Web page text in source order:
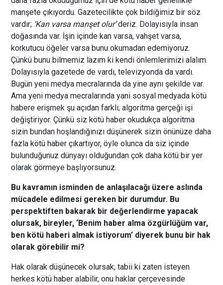
manşete çıkıyordu. Gazetecilikte çok bildiğimiz bir söz
vardır; ‘Kan varsa manşet olur’deriz. Dolayısıyla insan
doğasında var. İşin içinde kan varsa, vahşet varsa,
korkutucu öğeler varsa bunu okumadan edemiyoruz.
Çünkü bunu bilmemiz lazım ki kendi önlemlerimizi alalım.
Dolayısıyla gazetede de vardı, televizyonda da vardı.
Bugün yeni medya mecralarında da yine aynı şekilde var.
Ama yeni medya mecralarında yani sosyal medyada kötü
habere erişmek şu açıdan farklı; algoritma gerçeği işi
değiştiriyor. Çünkü siz kötü haber okudukça algoritma
sizin bundan hoşlandığınızı düşünerek sizin önünüze daha
fazla kötü haber çıkartıyor, öyle olunca da siz içinde
bulunduğunuz dünyayı olduğundan çok daha kötü bir yer
olarak görmeye başlıyorsunuz.
Bu kavramın isminden de anlaşılacağı üzere aslında
mücadele edilmesi gereken bir durumdur. Bu
perspektiften bakarak bir değerlendirme yapacak
olursak, bireyler, ‘Benim haber alma özgürlüğüm var,
ben kötü haberi almak istiyorum’ diyerek bunu bir hak
olarak görebilir mi?
Hak olarak düşünecek olursak; tabii ki zaten isteyen
herkes kötü haber alabilir, onu haklar çerçevesinde